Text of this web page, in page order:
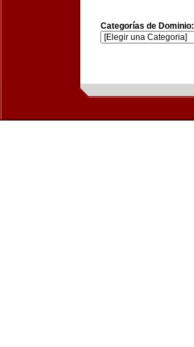
Categorías de Dominio: